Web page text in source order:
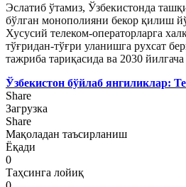
Эслатиб ўтамиз, Ўзбекистонда
бўлган монополияни бекор қилиш
Хусусий телеком-операторларга
тўғридан-тўғри уланишга рухсат
тажриба тариқасида ва 2030
Ўзбекистон бўйлаб янгиликлар:
Share
Загрузка
Share
Мақоладан таъсирланиш
Ёқади
0
Таҳсинга лойиқ